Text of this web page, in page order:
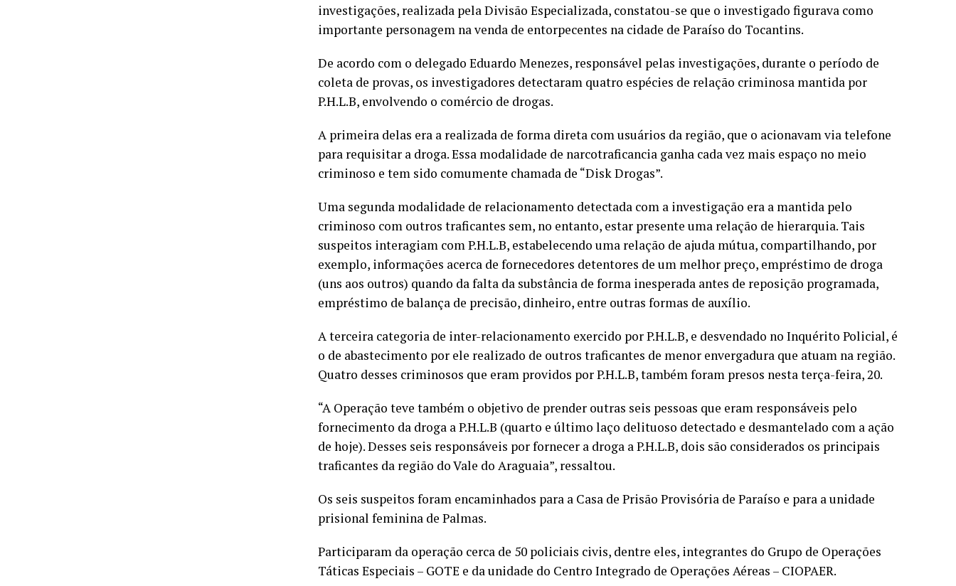
investigações, realizada pela Divisão Especializada, constatou-se que o investigado figurava como
importante personagem na venda de entorpecentes na cidade de Paraíso do Tocantins.
De acordo com o delegado Eduardo Menezes, responsável pelas investigações, durante o período de
coleta de provas, os investigadores detectaram quatro espécies de relação criminosa mantida por
P.H.L.B, envolvendo o comércio de drogas.
A primeira delas era a realizada de forma direta com usuários da região, que o acionavam via telefone
para requisitar a droga. Essa modalidade de narcotraficancia ganha cada vez mais espaço no meio
criminoso e tem sido comumente chamada de “Disk Drogas”.
Uma segunda modalidade de relacionamento detectada com a investigação era a mantida pelo
criminoso com outros traficantes sem, no entanto, estar presente uma relação de hierarquia. Tais
suspeitos interagiam com P.H.L.B, estabelecendo uma relação de ajuda mútua, compartilhando, por
exemplo, informações acerca de fornecedores detentores de um melhor preço, empréstimo de droga
(uns aos outros) quando da falta da substância de forma inesperada antes de reposição programada,
empréstimo de balança de precisão, dinheiro, entre outras formas de auxílio.
A terceira categoria de inter-relacionamento exercido por P.H.L.B, e desvendado no Inquérito Policial, é
o de abastecimento por ele realizado de outros traficantes de menor envergadura que atuam na região.
Quatro desses criminosos que eram providos por P.H.L.B, também foram presos nesta terça-feira, 20.
“A Operação teve também o objetivo de prender outras seis pessoas que eram responsáveis pelo
fornecimento da droga a P.H.L.B (quarto e último laço delituoso detectado e desmantelado com a ação
de hoje). Desses seis responsáveis por fornecer a droga a P.H.L.B, dois são considerados os principais
traficantes da região do Vale do Araguaia”, ressaltou.
Os seis suspeitos foram encaminhados para a Casa de Prisão Provisória de Paraíso e para a unidade
prisional feminina de Palmas.
Participaram da operação cerca de 50 policiais civis, dentre eles, integrantes do Grupo de Operações
Táticas Especiais – GOTE e da unidade do Centro Integrado de Operações Aéreas – CIOPAER.